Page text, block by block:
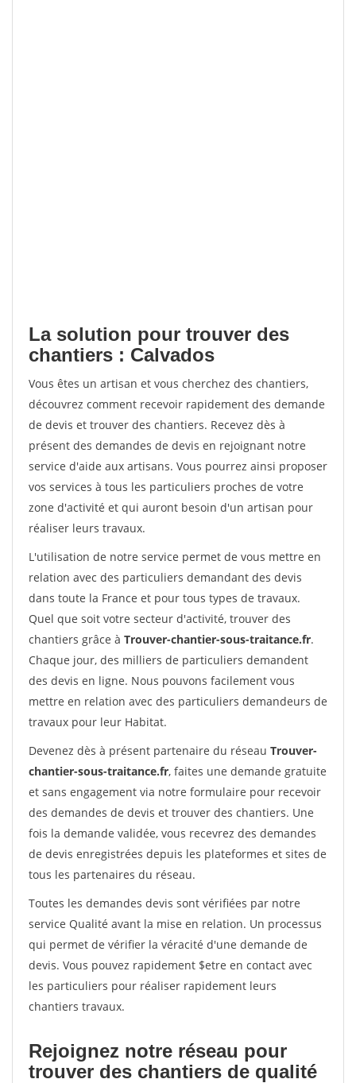
La solution pour trouver des
chantiers : Calvados
Vous êtes un artisan et vous cherchez des chantiers,
découvrez comment recevoir rapidement des demande
de devis et trouver des chantiers. Recevez dès à
présent des demandes de devis en rejoignant notre
service d'aide aux artisans. Vous pourrez ainsi proposer
vos services à tous les particuliers proches de votre
zone d'activité et qui auront besoin d'un artisan pour
réaliser leurs travaux.
L'utilisation de notre service permet de vous mettre en
relation avec des particuliers demandant des devis
dans toute la France et pour tous types de travaux.
Quel que soit votre secteur d'activité, trouver des
chantiers grâce à Trouver-chantier-sous-traitance.fr.
Chaque jour, des milliers de particuliers demandent
des devis en ligne. Nous pouvons facilement vous
mettre en relation avec des particuliers demandeurs de
travaux pour leur Habitat.
Devenez dès à présent partenaire du réseau Trouver-
chantier-sous-traitance.fr, faites une demande gratuite
et sans engagement via notre formulaire pour recevoir
des demandes de devis et trouver des chantiers. Une
fois la demande validée, vous recevrez des demandes
de devis enregistrées depuis les plateformes et sites de
tous les partenaires du réseau.
Toutes les demandes devis sont vérifiées par notre
service Qualité avant la mise en relation. Un processus
qui permet de vérifier la véracité d'une demande de
devis. Vous pouvez rapidement $etre en contact avec
les particuliers pour réaliser rapidement leurs
chantiers travaux.
Rejoignez notre réseau pour
trouver des chantiers de qualité